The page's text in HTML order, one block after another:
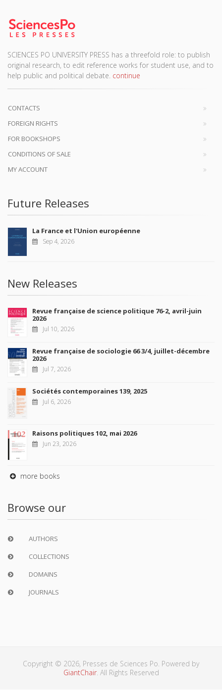
SCIENCES PO UNIVERSITY PRESS has a threefold role: to publish
original research, to edit reference works for student use, and to
help public and political debate. continue
CONTACTS
FOREIGN RIGHTS
FOR BOOKSHOPS
CONDITIONS OF SALE
MY ACCOUNT
Future Releases
La France et l'Union européenne
Sep 4, 2026
New Releases
Revue française de science politique 76-2, avril-juin
2026
Jul 10, 2026
Revue française de sociologie 66 3/4, juillet-décembre
2026
Jul 7, 2026
Sociétés contemporaines 139, 2025
Jul 6, 2026
Raisons politiques 102, mai 2026
Jun 23, 2026
more books
Browse our
AUTHORS
COLLECTIONS
DOMAINS
JOURNALS
Copyright © 2026, Presses de Sciences Po. Powered by
GiantChair. All Rights Reserved